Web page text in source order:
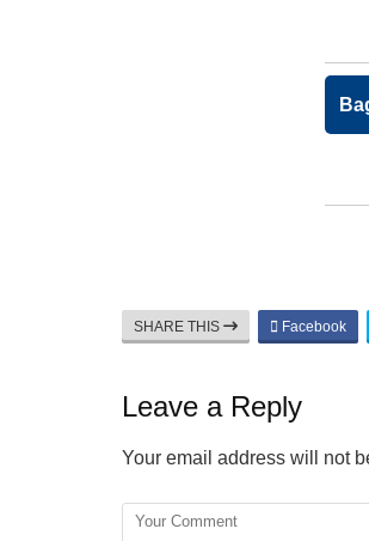
SHARE THIS Facebook
Leave a Reply
Your email address will not